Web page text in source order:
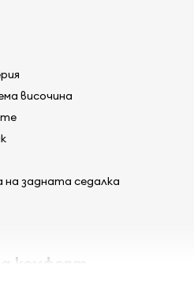
височина
на задната седалка
комфорт